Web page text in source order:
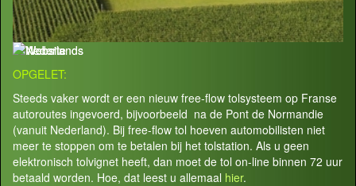
OPGELET:
Steeds vaker wordt er een nieuw free-flow tolsysteem op Franse
autoroutes ingevoerd, bijvoorbeeld na de Pont de Normandie
(vanuit Nederland). Bij free-flow tol hoeven automobilisten niet
meer te stoppen om te betalen bij het tolstation. Als u geen
elektronisch tolvignet heeft, dan moet de tol on-line binnen 72 uur
betaald worden. Hoe, dat leest u allemaal hier.